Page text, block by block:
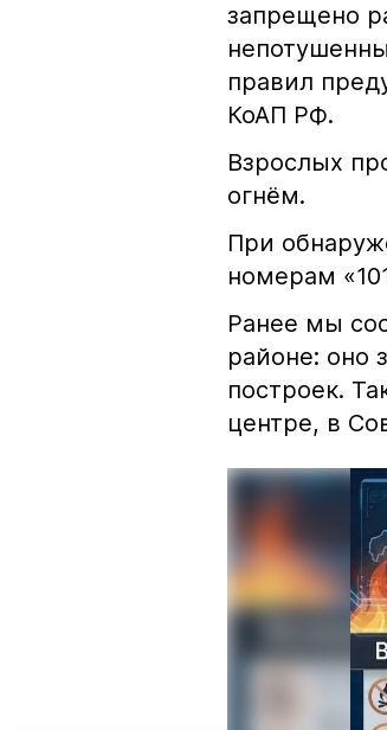
запрещено
правил
КоАП РФ.
Взрослых
огнём.
При
номерам
Ранее мы
районе: оно
построек.
центре, в